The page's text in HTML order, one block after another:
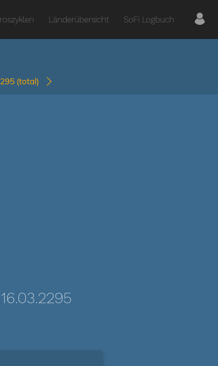
Länderübersicht SoFi Logbuch
(total)